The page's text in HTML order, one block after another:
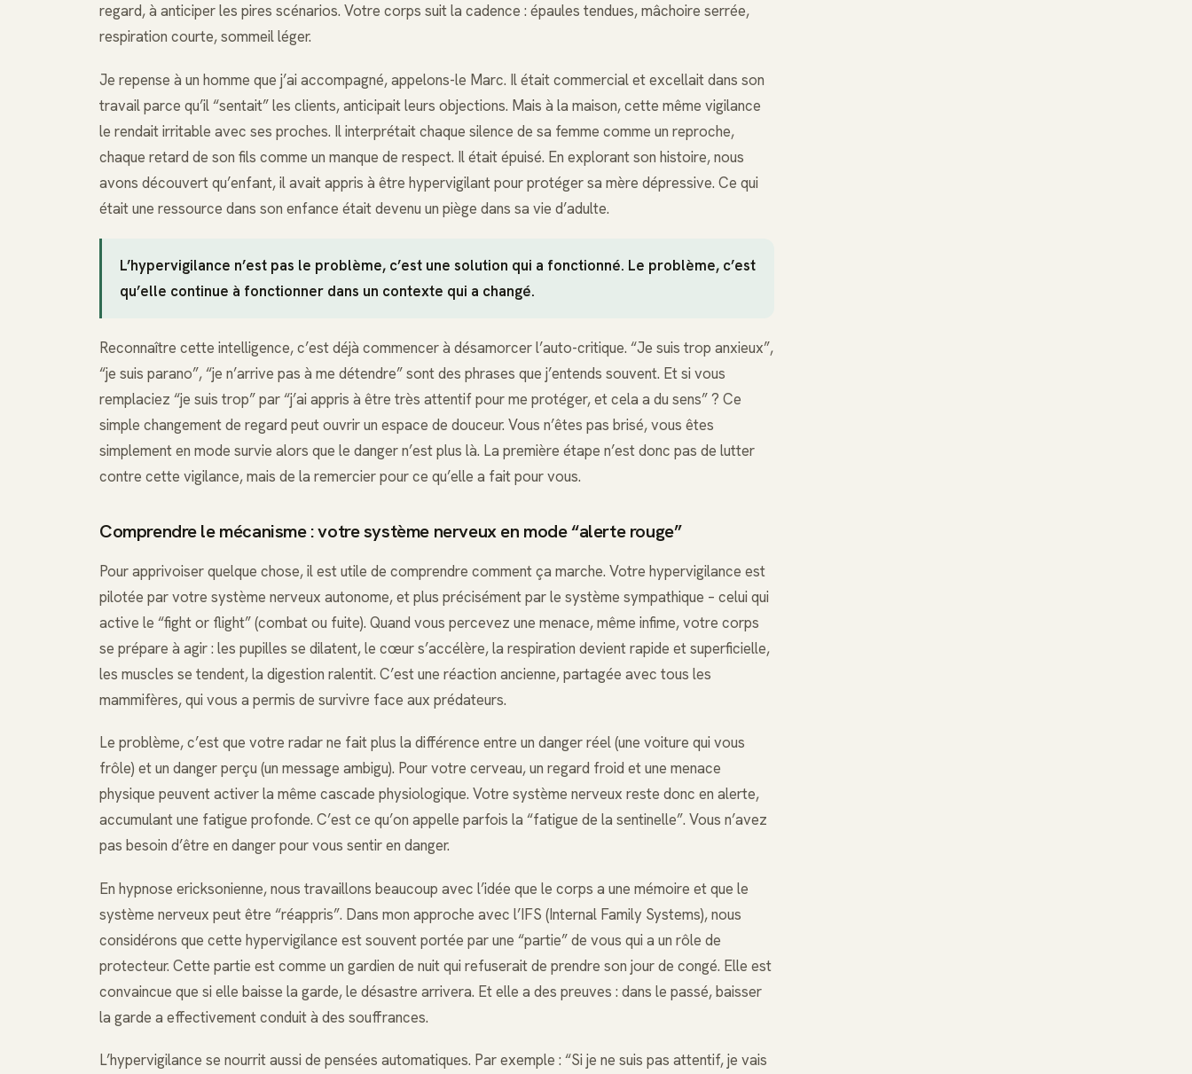
regard, à anticiper les pires scénarios. Votre corps suit la cadence : épaules tendues, mâchoire serrée,
respiration courte, sommeil léger.
Je repense à un homme que j’ai accompagné, appelons-le Marc. Il était commercial et excellait dans son
travail parce qu’il “sentait” les clients, anticipait leurs objections. Mais à la maison, cette même vigilance
le rendait irritable avec ses proches. Il interprétait chaque silence de sa femme comme un reproche,
chaque retard de son fils comme un manque de respect. Il était épuisé. En explorant son histoire, nous
avons découvert qu’enfant, il avait appris à être hypervigilant pour protéger sa mère dépressive. Ce qui
était une ressource dans son enfance était devenu un piège dans sa vie d’adulte.
L’hypervigilance n’est pas le problème, c’est une solution qui a fonctionné. Le problème, c’est
qu’elle continue à fonctionner dans un contexte qui a changé.
Reconnaître cette intelligence, c’est déjà commencer à désamorcer l’auto-critique. “Je suis trop anxieux”,
“je suis parano”, “je n’arrive pas à me détendre” sont des phrases que j’entends souvent. Et si vous
remplaciez “je suis trop” par “j’ai appris à être très attentif pour me protéger, et cela a du sens” ? Ce
simple changement de regard peut ouvrir un espace de douceur. Vous n’êtes pas brisé, vous êtes
simplement en mode survie alors que le danger n’est plus là. La première étape n’est donc pas de lutter
contre cette vigilance, mais de la remercier pour ce qu’elle a fait pour vous.
Comprendre le mécanisme : votre système nerveux en mode “alerte rouge”
Pour apprivoiser quelque chose, il est utile de comprendre comment ça marche. Votre hypervigilance est
pilotée par votre système nerveux autonome, et plus précisément par le système sympathique – celui qui
active le “fight or flight” (combat ou fuite). Quand vous percevez une menace, même infime, votre corps
se prépare à agir : les pupilles se dilatent, le cœur s’accélère, la respiration devient rapide et superficielle,
les muscles se tendent, la digestion ralentit. C’est une réaction ancienne, partagée avec tous les
mammifères, qui vous a permis de survivre face aux prédateurs.
Le problème, c’est que votre radar ne fait plus la différence entre un danger réel (une voiture qui vous
frôle) et un danger perçu (un message ambigu). Pour votre cerveau, un regard froid et une menace
physique peuvent activer la même cascade physiologique. Votre système nerveux reste donc en alerte,
accumulant une fatigue profonde. C’est ce qu’on appelle parfois la “fatigue de la sentinelle”. Vous n’avez
pas besoin d’être en danger pour vous sentir en danger.
En hypnose ericksonienne, nous travaillons beaucoup avec l’idée que le corps a une mémoire et que le
système nerveux peut être “réappris”. Dans mon approche avec l’IFS (Internal Family Systems), nous
considérons que cette hypervigilance est souvent portée par une “partie” de vous qui a un rôle de
protecteur. Cette partie est comme un gardien de nuit qui refuserait de prendre son jour de congé. Elle est
convaincue que si elle baisse la garde, le désastre arrivera. Et elle a des preuves : dans le passé, baisser
la garde a effectivement conduit à des souffrances.
L’hypervigilance se nourrit aussi de pensées automatiques. Par exemple : “Si je ne suis pas attentif, je vais